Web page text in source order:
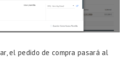
el pedido de compra pasará al